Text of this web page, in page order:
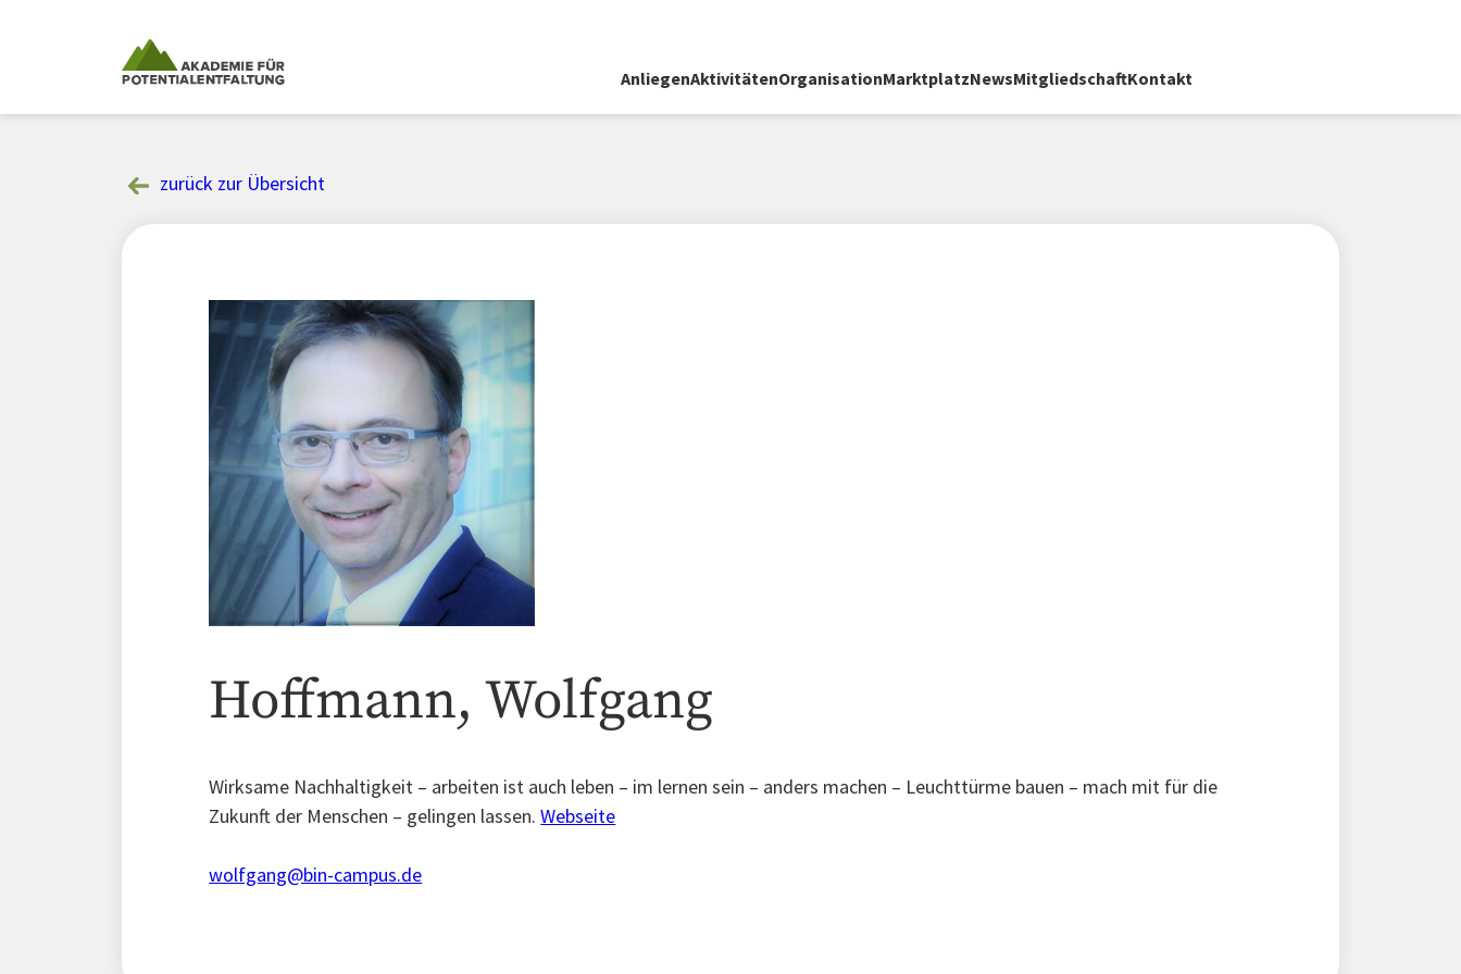
AnliegenAktivitätenOrganisationMarktplatzNewsMitgliedschaftKontakt
zurück zur Übersicht
Hoffmann, Wolfgang
Wirksame Nachhaltigkeit – arbeiten ist auch leben – im lernen sein – anders machen – Leuchttürme bauen – mach mit für die
Zukunft der Menschen – gelingen lassen.Webseite
wolfgang@bin-campus.de